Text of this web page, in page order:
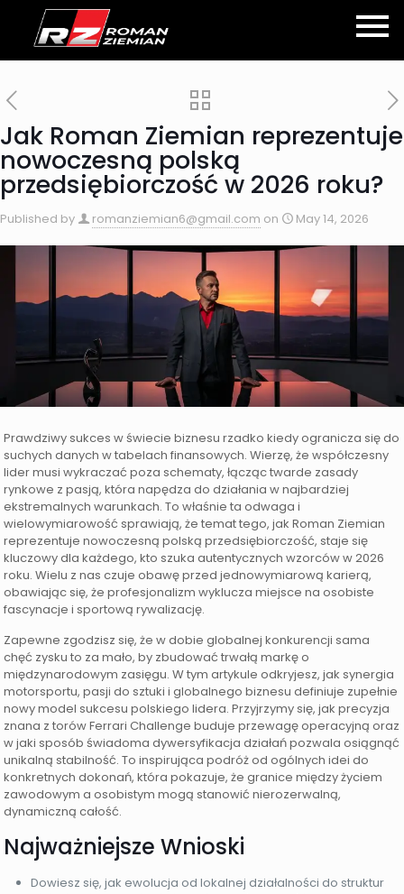
Jak Roman Ziemian reprezentuje
nowoczesną polską
przedsiębiorczość w 2026 roku?
Published by romanziemian6@gmail.com on May 14, 2026
Prawdziwy sukces w świecie biznesu rzadko kiedy ogranicza się do
suchych danych w tabelach finansowych. Wierzę, że współczesny
lider musi wykraczać poza schematy, łącząc twarde zasady
rynkowe z pasją, która napędza do działania w najbardziej
ekstremalnych warunkach. To właśnie ta odwaga i
wielowymiarowość sprawiają, że temat tego, jak Roman Ziemian
reprezentuje nowoczesną polską przedsiębiorczość, staje się
kluczowy dla każdego, kto szuka autentycznych wzorców w 2026
roku. Wielu z nas czuje obawę przed jednowymiarową karierą,
obawiając się, że profesjonalizm wyklucza miejsce na osobiste
fascynacje i sportową rywalizację.
Zapewne zgodzisz się, że w dobie globalnej konkurencji sama
chęć zysku to za mało, by zbudować trwałą markę o
międzynarodowym zasięgu. W tym artykule odkryjesz, jak synergia
motorsportu, pasji do sztuki i globalnego biznesu definiuje zupełnie
nowy model sukcesu polskiego lidera. Przyjrzymy się, jak precyzja
znana z torów Ferrari Challenge buduje przewagę operacyjną oraz
w jaki sposób świadoma dywersyfikacja działań pozwala osiągnąć
unikalną stabilność. To inspirująca podróż od ogólnych idei do
konkretnych dokonań, która pokazuje, że granice między życiem
zawodowym a osobistym mogą stanowić nierozerwalną,
dynamiczną całość.
Najważniejsze Wnioski
Dowiesz się, jak ewolucja od lokalnej działalności do struktur